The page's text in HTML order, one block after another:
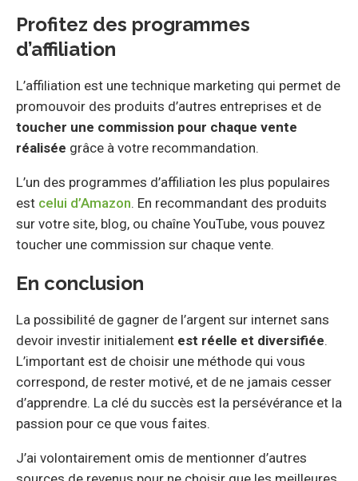
Profitez des programmes
d’affiliation
L’affiliation est une technique marketing qui permet de
promouvoir des produits d’autres entreprises et de
toucher une commission pour chaque vente
réalisée grâce à votre recommandation.
L’un des programmes d’affiliation les plus populaires
est celui d’Amazon. En recommandant des produits
sur votre site, blog, ou chaîne YouTube, vous pouvez
toucher une commission sur chaque vente.
En conclusion
La possibilité de gagner de l’argent sur internet sans
devoir investir initialement est réelle et diversifiée.
L’important est de choisir une méthode qui vous
correspond, de rester motivé, et de ne jamais cesser
d’apprendre. La clé du succès est la persévérance et la
passion pour ce que vous faites.
J’ai volontairement omis de mentionner d’autres